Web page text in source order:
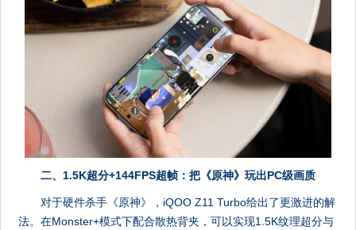
二、1.5K超分+144FPS超帧：把《原神》玩出PC级画质
对于硬件杀手《原神》，iQOO Z11 Turbo给出了更激进的解
法。在Monster+模式下配合散热背夹，可以实现1.5K纹理超分与